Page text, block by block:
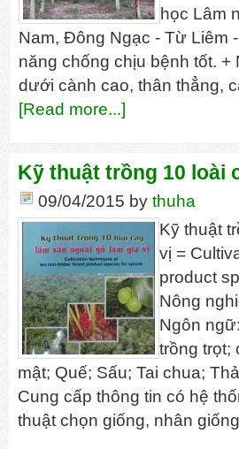
học Lâm
Nam, Đông Ngạc - Từ Liêm
năng chống chịu bệnh tốt.
dưới cành cao, thân thẳng,
[Read more...]
Kỹ thuật trồng 10 loài
09/04/2015 by thuha
Kỹ thuật
vị =
product
Nông
Ngôn
trồng trọt;
mật; Quế; Sấu; Tai chua;
Cung cấp thông tin có hệ
thuật chọn giống, nhân